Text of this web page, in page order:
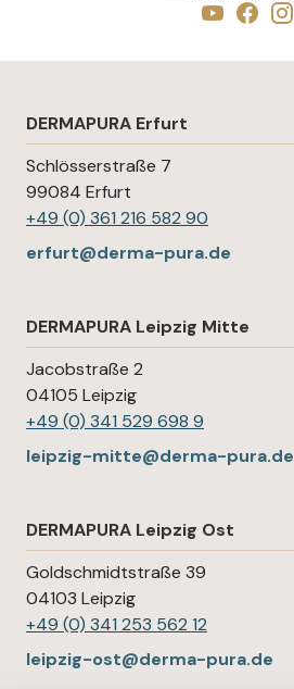
DERMAPURA Erfurt
Schlösserstraße 7
99084 Erfurt
+49 (0) 361 216 582 90
erfurt@derma-pura.de
DERMAPURA Leipzig Mitte
Jacobstraße 2
04105 Leipzig
+49 (0) 341 529 698 9
leipzig-mitte@derma-pura.de
DERMAPURA Leipzig Ost
Goldschmidtstraße 39
04103 Leipzig
+49 (0) 341 253 562 12
leipzig-ost@derma-pura.de